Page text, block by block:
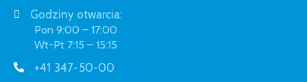
Godziny otwarcia:
Pon 9:00 – 17:00
Wt-Pt 7:15 – 15:15
+41 347-50-00